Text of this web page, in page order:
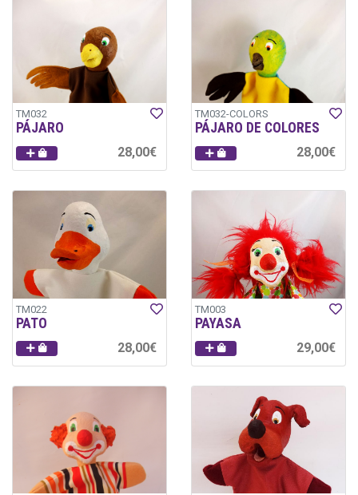
TM032
PÁJARO
28,00€
TM032-COLORS
PÁJARO DE COLORES
28,00€
TM022
PATO
28,00€
TM003
PAYASA
29,00€